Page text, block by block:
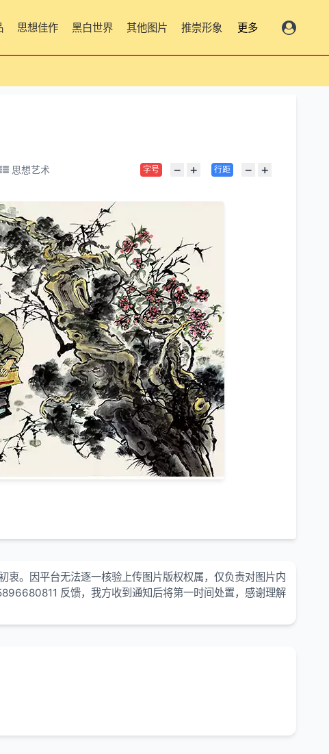
思想佳作 黑白世界 其他图片 推崇形象 更多
思想艺术 字号 − + 行距 − +
衷。因平台无法逐一核验上传图片版权权属，仅负责对图片内
反馈，我方收到通知后将第一时间处置，感谢理解